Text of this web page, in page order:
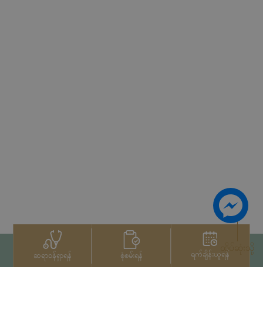
ဆရာဝန်ရှာရန် စုံစမ်းရန် ရက်ချိန်းယူရန်ထိပ်ဆုံးသို့